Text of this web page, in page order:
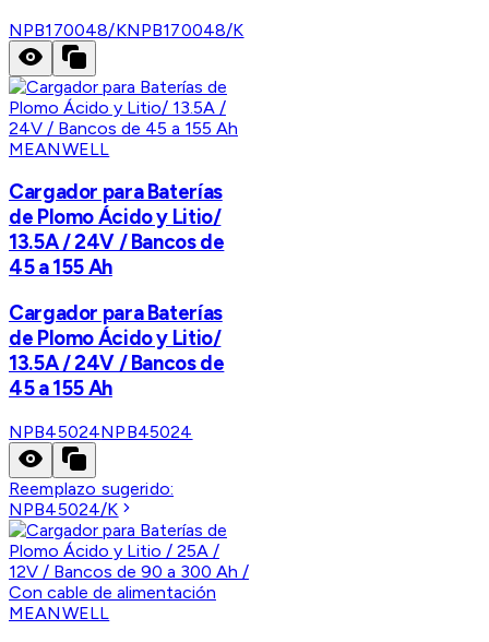
NPB170048/KNPB170048/K
MEANWELL
Cargador para Baterías
de Plomo Ácido y Litio/
13.5A / 24V / Bancos de
45 a 155 Ah
Cargador para Baterías
de Plomo Ácido y Litio/
13.5A / 24V / Bancos de
45 a 155 Ah
NPB45024NPB45024
Reemplazo sugerido:
NPB45024/K
MEANWELL